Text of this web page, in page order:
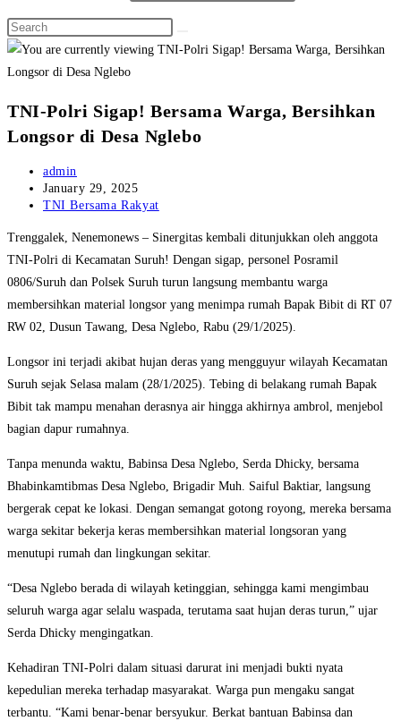
TNI-Polri Sigap! Bersama Warga, Bersihkan
Longsor di Desa Nglebo
Post
author:
admin
Post
published:
January 29, 2025
Post
TNI Bersama Rakyat
Trenggalek, Nenemonews – Sinergitas kembali ditunjukkan oleh anggota
TNI-Polri di Kecamatan Suruh! Dengan sigap, personel Posramil
0806/Suruh dan Polsek Suruh turun langsung membantu warga
membersihkan material longsor yang menimpa rumah Bapak Bibit di RT 07
RW 02, Dusun Tawang, Desa Nglebo, Rabu (29/1/2025).
Longsor ini terjadi akibat hujan deras yang mengguyur wilayah Kecamatan
Suruh sejak Selasa malam (28/1/2025). Tebing di belakang rumah Bapak
Bibit tak mampu menahan derasnya air hingga akhirnya ambrol, menjebol
bagian dapur rumahnya.
Tanpa menunda waktu, Babinsa Desa Nglebo, Serda Dhicky, bersama
Bhabinkamtibmas Desa Nglebo, Brigadir Muh. Saiful Baktiar, langsung
bergerak cepat ke lokasi. Dengan semangat gotong royong, mereka bersama
warga sekitar bekerja keras membersihkan material longsoran yang
menutupi rumah dan lingkungan sekitar.
“Desa Nglebo berada di wilayah ketinggian, sehingga kami mengimbau
seluruh warga agar selalu waspada, terutama saat hujan deras turun,” ujar
Serda Dhicky mengingatkan.
Kehadiran TNI-Polri dalam situasi darurat ini menjadi bukti nyata
kepedulian mereka terhadap masyarakat. Warga pun mengaku sangat
terbantu. “Kami benar-benar bersyukur. Berkat bantuan Babinsa dan